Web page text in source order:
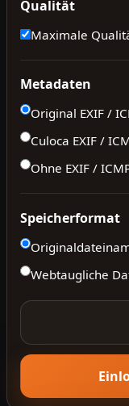
Qualität
Maximale
Metadaten
Original EXIF /
Culoca EXIF /
Ohne EXIF /
Speicherformat
Webtaugliche